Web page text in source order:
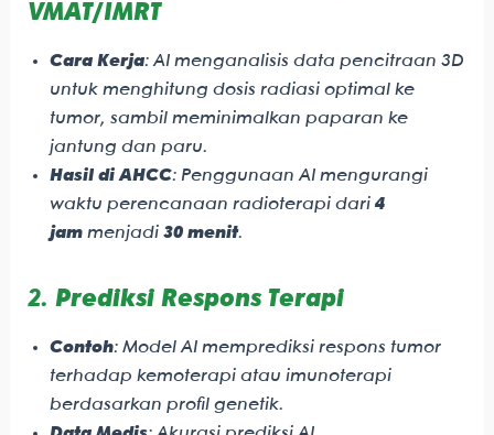
VMAT/IMRT
Cara Kerja: AI menganalisis data pencitraan 3D
untuk menghitung dosis radiasi optimal ke
tumor, sambil meminimalkan paparan ke
jantung dan paru.
Hasil di AHCC: Penggunaan AI mengurangi
waktu perencanaan radioterapi dari 4
jammenjadi 30 menit.
2. Prediksi Respons Terapi
Contoh: Model AI memprediksi respons tumor
terhadap kemoterapi atau imunoterapi
berdasarkan profil genetik.